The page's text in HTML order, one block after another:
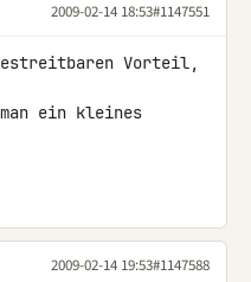
2009-02-14 18:53#1147551
Vorteil,
man ein kleines
2009-02-14 19:53#1147588